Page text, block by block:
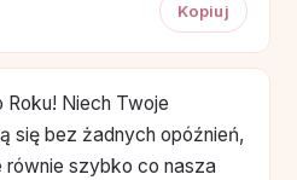
Kopiuj
Niech Twoje
się bez żadnych opóźnień,
równie szybko co nasza